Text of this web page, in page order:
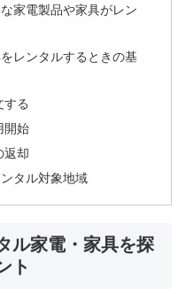
家電製品や家具がレン
レンタルするときの基
する
開始
返却
タル対象地域
ル家電・家具を探
ト